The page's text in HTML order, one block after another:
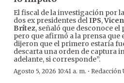
El fiscal de la investigación por
dos ex presidentes delIPS,
Brítez, señaló que desconoce el
pero que afirmó a la prensa
dijeron que el primero estaría
descarta una orden de captura
adelante, si corresponde”.
Agosto 5, 2026 10:41 a. m. · Redacción